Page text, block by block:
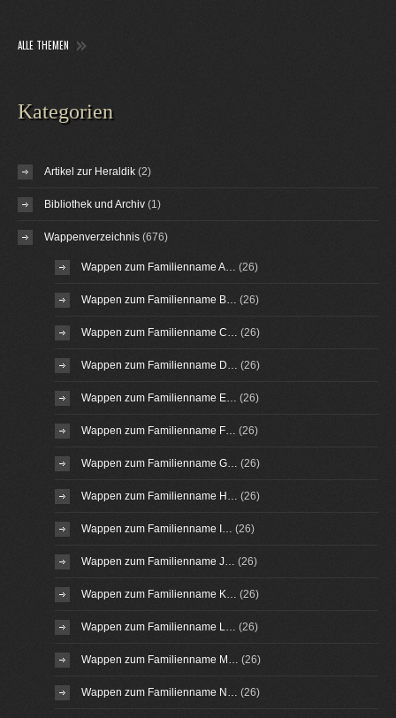
ALLE THEMEN
Kategorien
Artikel zur Heraldik (2)
Bibliothek und Archiv (1)
Wappenverzeichnis (676)
Wappen zum Familienname A… (26)
Wappen zum Familienname B… (26)
Wappen zum Familienname C… (26)
Wappen zum Familienname D… (26)
Wappen zum Familienname E… (26)
Wappen zum Familienname F… (26)
Wappen zum Familienname G… (26)
Wappen zum Familienname H… (26)
Wappen zum Familienname I… (26)
Wappen zum Familienname J… (26)
Wappen zum Familienname K… (26)
Wappen zum Familienname L… (26)
Wappen zum Familienname M… (26)
Wappen zum Familienname N… (26)